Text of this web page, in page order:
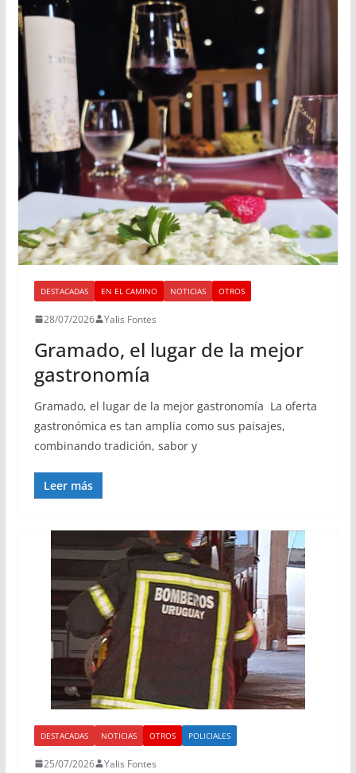
DESTACADAS EN EL CAMINO NOTICIAS OTROS
28/07/2026 Yalis Fontes
Gramado, el lugar de la mejor
gastronomía
Gramado, el lugar de la mejor gastronomía La oferta
gastronómica es tan amplia como sus paisajes,
combinando tradición, sabor y
Leer más
DESTACADAS NOTICIAS OTROS POLICIALES
25/07/2026 Yalis Fontes